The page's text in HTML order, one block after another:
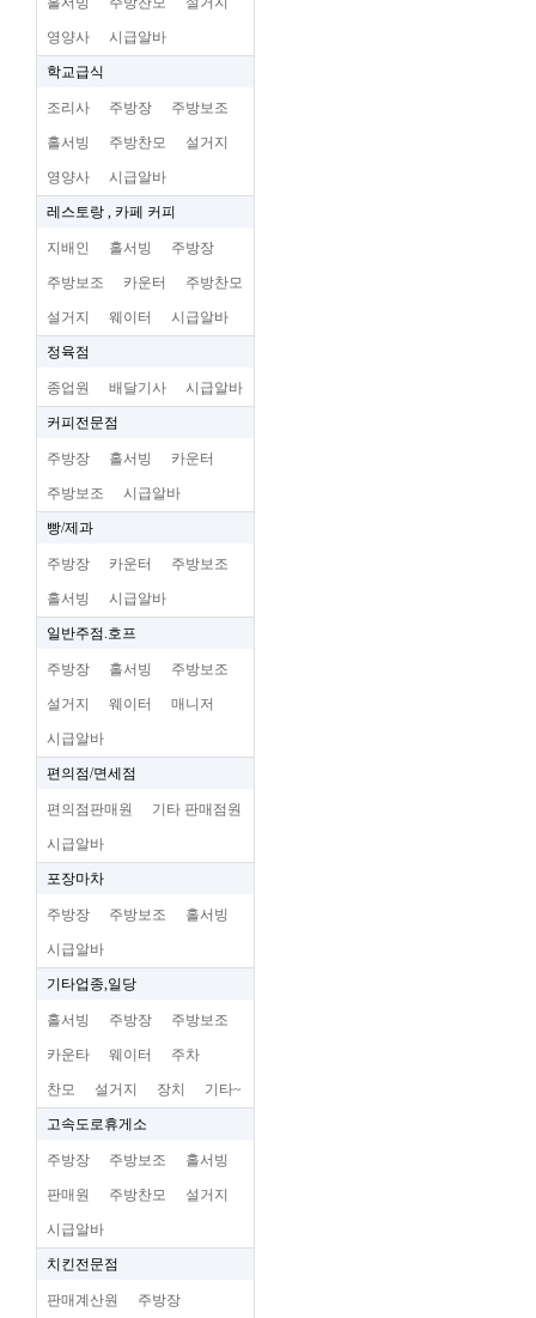
영양사 시급알바
학교급식
조리사 주방장 주방보조
홀서빙 주방찬모 설거지
영양사 시급알바
레스토랑 , 카페 커피
지배인 홀서빙 주방장
주방보조 카운터 주방찬모
설거지 웨이터 시급알바
정육점
종업원 배달기사 시급알바
커피전문점
주방장 홀서빙 카운터
주방보조 시급알바
빵/제과
주방장 카운터 주방보조
홀서빙 시급알바
일반주점.호프
주방장 홀서빙 주방보조
설거지 웨이터 매니저
시급알바
편의점/면세점
편의점판매원 기타 판매점원
시급알바
포장마차
주방장 주방보조 홀서빙
시급알바
기타업종,일당
홀서빙 주방장 주방보조
카운타 웨이터 주차
찬모 설거지 장치 기타~
고속도로휴게소
주방장 주방보조 홀서빙
판매원 주방찬모 설거지
시급알바
치킨전문점
판매계산원 주방장